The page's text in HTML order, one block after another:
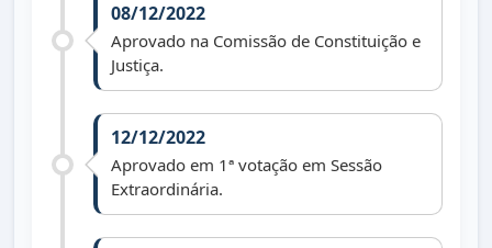
08/12/2022
Aprovado na Comissão de Constituição e
Justiça.
12/12/2022
Aprovado em 1ª votação em Sessão
Extraordinária.